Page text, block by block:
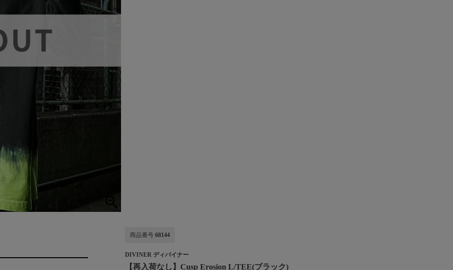
商品番号 68144
DIVINER ディバイナー
【再入荷なし】Cusp Erosion L/TEE(ブラック)